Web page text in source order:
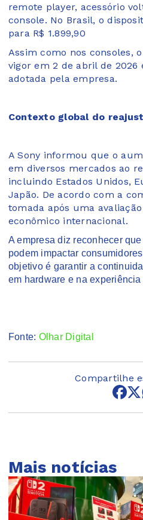
remote player, acessório
console. No Brasil, o
para R$ 1.899,90
Assim como nos consoles,
vigor em 2 de abril de
adotada pela empresa.
Contexto global do
A Sony informou que o
em diversos mercados ao
incluindo Estados Unidos,
Japão. De acordo com a
tomada após uma
econômico internacional.
A empresa diz reconhecer
podem impactar
objetivo é garantir a
em hardware e na
Fonte: Olhar Digital
Compartilhe
Mais notícias